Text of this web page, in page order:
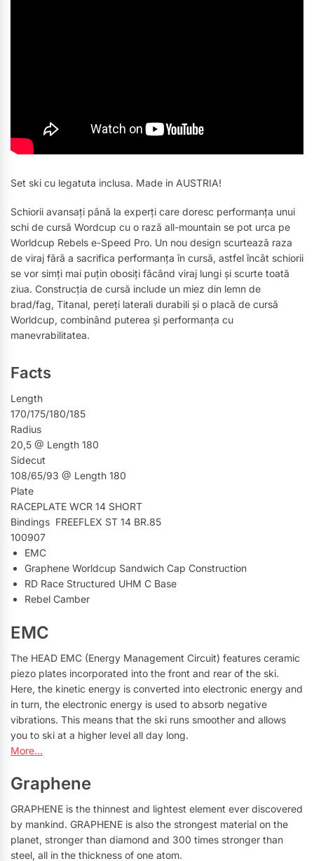
Set ski cu legatuta inclusa. Made in AUSTRIA!
Schiorii avansați până la experți care doresc performanța unui
schi de cursă Wordcup cu o rază all-mountain se pot urca pe
Worldcup Rebels e-Speed ​​Pro. Un nou design scurtează raza
de viraj fără a sacrifica performanța în cursă, astfel încât schiorii
se vor simți mai puțin obosiți făcând viraj lungi și scurte toată
ziua. Construcția de cursă include un miez din lemn de
brad/fag, Titanal, pereți laterali durabili și o placă de cursă
Worldcup, combinând puterea și performanța cu
manevrabilitatea.
Facts
Length
170/175/180/185
Radius
20,5 @ Length 180
Sidecut
108/65/93 @ Length 180
Plate
RACEPLATE WCR 14 SHORT
Bindings FREEFLEX ST 14 BR.85
100907
EMC
Graphene Worldcup Sandwich Cap Construction
RD Race Structured UHM C Base
Rebel Camber
EMC
The HEAD EMC (Energy Management Circuit) features ceramic
piezo plates incorporated into the front and rear of the ski.
Here, the kinetic energy is converted into electronic energy and
in turn, the electronic energy is used to absorb negative
vibrations. This means that the ski runs smoother and allows
you to ski at a higher level all day long.
More…
Graphene
GRAPHENE is the thinnest and lightest element ever discovered
by mankind. GRAPHENE is also the strongest material on the
planet, stronger than diamond and 300 times stronger than
steel, all in the thickness of one atom.